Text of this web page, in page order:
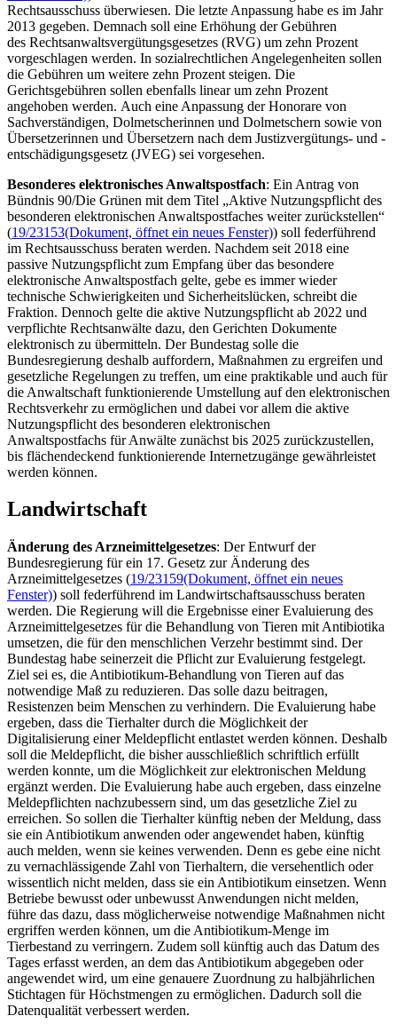
Rechtsausschuss überwiesen. Die letzte Anpassung habe es im Jahr
2013 gegeben. Demnach soll eine Erhöhung der Gebühren
des Rechtsanwaltsvergütungsgesetzes (RVG) um zehn Prozent
vorgeschlagen werden. In sozialrechtlichen Angelegenheiten sollen
die Gebühren um weitere zehn Prozent steigen. Die
Gerichtsgebühren sollen ebenfalls linear um zehn Prozent
angehoben werden. Auch eine Anpassung der Honorare von
Sachverständigen, Dolmetscherinnen und Dolmetschern sowie von
Übersetzerinnen und Übersetzern nach dem Justizvergütungs- und -
entschädigungsgesetz (JVEG) sei vorgesehen.
Besonderes elektronisches Anwaltspostfach: Ein Antrag von
Bündnis 90/Die Grünen mit dem Titel „Aktive Nutzungspflicht des
besonderen elektronischen Anwaltspostfaches weiter zurückstellen“
(19/23153(Dokument, öffnet ein neues Fenster)) soll federführend
im Rechtsausschuss beraten werden. Nachdem seit 2018 eine
passive Nutzungspflicht zum Empfang über das besondere
elektronische Anwaltspostfach gelte, gebe es immer wieder
technische Schwierigkeiten und Sicherheitslücken, schreibt die
Fraktion. Dennoch gelte die aktive Nutzungspflicht ab 2022 und
verpflichte Rechtsanwälte dazu, den Gerichten Dokumente
elektronisch zu übermitteln. Der Bundestag solle die
Bundesregierung deshalb auffordern, Maßnahmen zu ergreifen und
gesetzliche Regelungen zu treffen, um eine praktikable und auch für
die Anwaltschaft funktionierende Umstellung auf den elektronischen
Rechtsverkehr zu ermöglichen und dabei vor allem die aktive
Nutzungspflicht des besonderen elektronischen
Anwaltspostfachs für Anwälte zunächst bis 2025 zurückzustellen,
bis flächendeckend funktionierende Internetzugänge gewährleistet
werden können.
Landwirtschaft
Änderung des Arzneimittelgesetzes: Der Entwurf der
Bundesregierung für ein 17. Gesetz zur Änderung des
Arzneimittelgesetzes (19/23159(Dokument, öffnet ein neues
Fenster)) soll federführend im Landwirtschaftsausschuss beraten
werden. Die Regierung will die Ergebnisse einer Evaluierung des
Arzneimittelgesetzes für die Behandlung von Tieren mit Antibiotika
umsetzen, die für den menschlichen Verzehr bestimmt sind. Der
Bundestag habe seinerzeit die Pflicht zur Evaluierung festgelegt.
Ziel sei es, die Antibiotikum-Behandlung von Tieren auf das
notwendige Maß zu reduzieren. Das solle dazu beitragen,
Resistenzen beim Menschen zu verhindern. Die Evaluierung habe
ergeben, dass die Tierhalter durch die Möglichkeit der
Digitalisierung einer Meldepflicht entlastet werden können. Deshalb
soll die Meldepflicht, die bisher ausschließlich schriftlich erfüllt
werden konnte, um die Möglichkeit zur elektronischen Meldung
ergänzt werden. Die Evaluierung habe auch ergeben, dass einzelne
Meldepflichten nachzubessern sind, um das gesetzliche Ziel zu
erreichen. So sollen die Tierhalter künftig neben der Meldung, dass
sie ein Antibiotikum anwenden oder angewendet haben, künftig
auch melden, wenn sie keines verwenden. Denn es gebe eine nicht
zu vernachlässigende Zahl von Tierhaltern, die versehentlich oder
wissentlich nicht melden, dass sie ein Antibiotikum einsetzen. Wenn
Betriebe bewusst oder unbewusst Anwendungen nicht melden,
führe das dazu, dass möglicherweise notwendige Maßnahmen nicht
ergriffen werden können, um die Antibiotikum-Menge im
Tierbestand zu verringern. Zudem soll künftig auch das Datum des
Tages erfasst werden, an dem das Antibiotikum abgegeben oder
angewendet wird, um eine genauere Zuordnung zu halbjährlichen
Stichtagen für Höchstmengen zu ermöglichen. Dadurch soll die
Datenqualität verbessert werden.